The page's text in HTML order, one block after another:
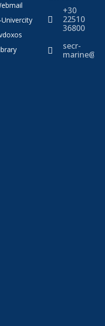
Univercity
+30
22510
36800
secr-